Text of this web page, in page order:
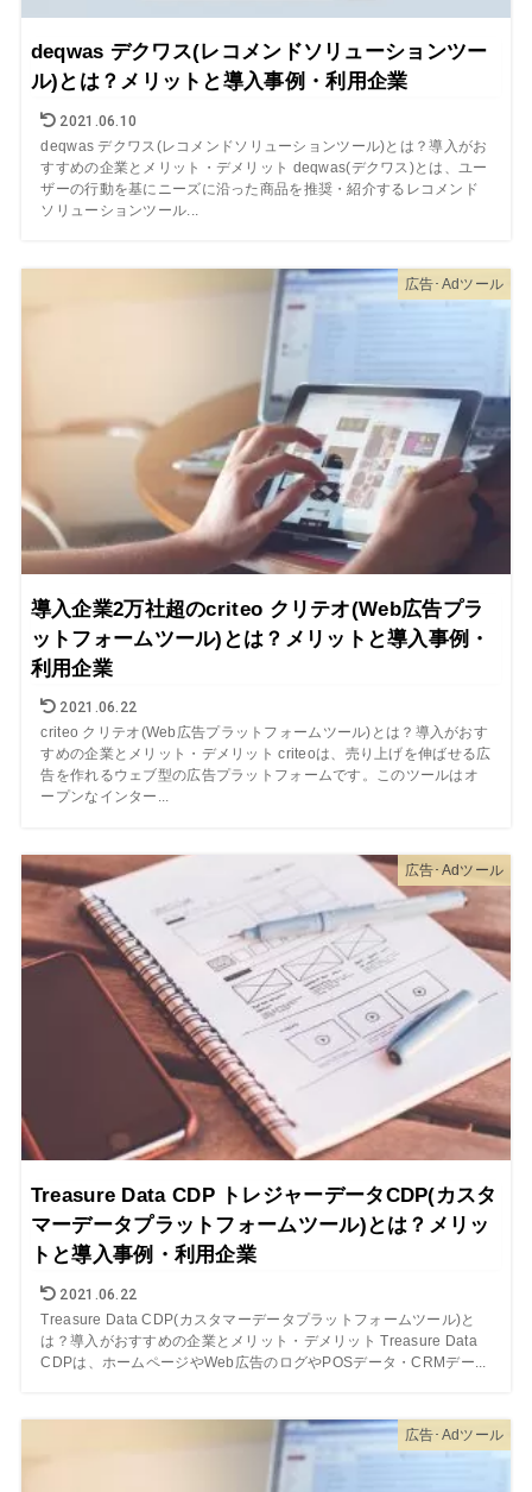
deqwas デクワス(レコメンドソリューションツー
ル)とは？メリットと導入事例・利用企業
2021.06.10
deqwas デクワス(レコメンドソリューションツール)とは？導入がお
すすめの企業とメリット・デメリット deqwas(デクワス)とは、ユー
ザーの行動を基にニーズに沿った商品を推奨・紹介するレコメンド
ソリューションツール...
広告･Adツール
導入企業2万社超のcriteo クリテオ(Web広告プラ
ットフォームツール)とは？メリットと導入事例・
利用企業
2021.06.22
criteo クリテオ(Web広告プラットフォームツール)とは？導入がおす
すめの企業とメリット・デメリット criteoは、売り上げを伸ばせる広
告を作れるウェブ型の広告プラットフォームです。このツールはオ
ープンなインター...
広告･Adツール
Treasure Data CDP トレジャーデータCDP(カスタ
マーデータプラットフォームツール)とは？メリッ
トと導入事例・利用企業
2021.06.22
Treasure Data CDP(カスタマーデータプラットフォームツール)と
は？導入がおすすめの企業とメリット・デメリット Treasure Data
CDPは、ホームページやWeb広告のログやPOSデータ・CRMデー...
広告･Adツール